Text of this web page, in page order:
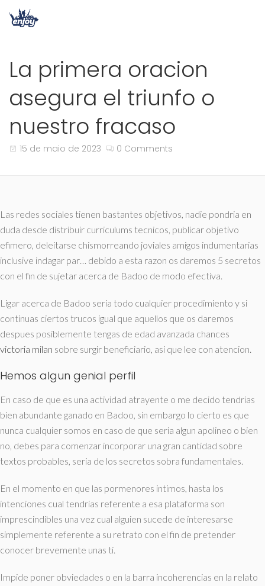
La primera oracion
asegura el triunfo o
nuestro fracaso
15 de maio de 2023 0 Comments
Las redes sociales tienen bastantes objetivos, nadie pondri­a en
duda desde distribuir curriculums tecnicos, publicar objetivo
efimero, deleitarse chismorreando joviales amigos indumentarias
inclusive indagar par… debido a esta razon os daremos 5 secretos
con el fin de sujetar acerca de Badoo de modo efectiva.
Ligar acerca de Badoo seri­a todo cualquier procedimiento y si
continuas ciertos trucos igual que aquellos que os daremos
despues posiblemente tengas de edad avanzada chances
victoria milan sobre surgir beneficiario, asi que lee con atencion.
Hemos algun genial perfil
En caso de que es una actividad atrayente o me decido tendri­as
bien abundante ganado en Badoo, sin embargo lo cierto es que
nunca cualquier somos en caso de que seri­a algun apolineo o bien
no, debes para comenzar incorporar una gran cantidad sobre
textos probables, seri­a de los secretos sobra fundamentales.
En el momento en que las pormenores intimos, hasta los
intenciones cual tendri­as referente a esa plataforma son
imprescindibles una vez cual alguien sucede de interesarse
simplemente referente a su retrato con el fin de pretender
conocer brevemente unas ti.
Impide poner obviedades o en la barra incoherencias en la relato